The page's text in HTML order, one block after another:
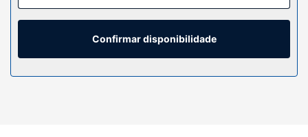
um polibã, artigos de higiene grátis e secadores de
cabelo. As comodidades incluem ainda micro-ondas e
cafeteiras/bules, além de telefone com chamadas locais
Serviço do hotel
Confirmar disponibilidade